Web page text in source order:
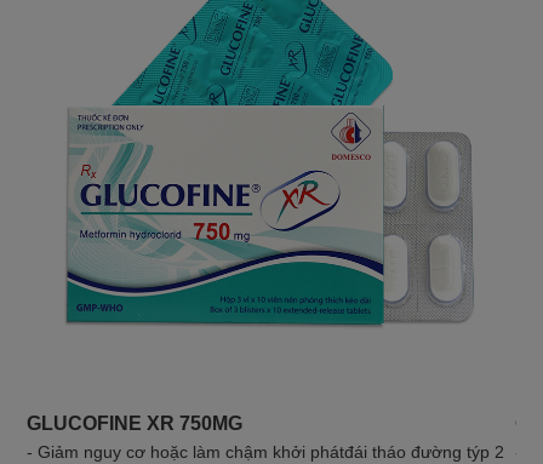
GLUCOFINE XR 750MG
- Giảm nguy cơ hoặc làm chậm khởi phátđái tháo đường týp 2
-